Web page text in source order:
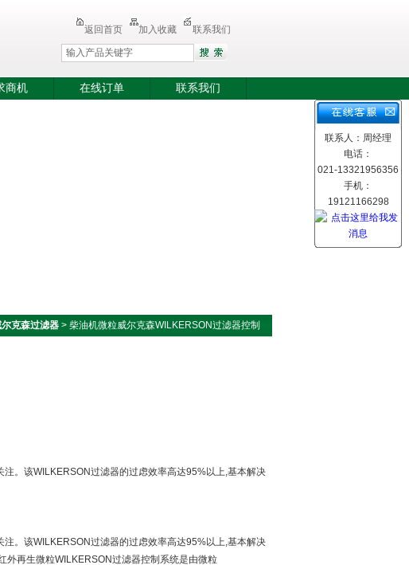
返回首页 加入收藏 联系我们
商机 在线订单 联系我们
克森过滤器 > 柴油机微粒威尔克森WILKERSON过滤器控制
。该WILKERSON过滤器的过虑效率高达95%以上,基本解决
。该WILKERSON过滤器的过虑效率高达95%以上,基本解决
外再生微粒WILKERSON过滤器控制系统是由微粒
联系人：周经理
电话：
021-13321956356
手机：
19121166298